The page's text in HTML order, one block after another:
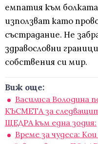
емпатия към
използват като
състрадание. Не
здравословни
собствения си мир.
Виж още:
Василиса
КЪСМЕТА за
ЩЕДРА към една зодия:
Време за чудеса: